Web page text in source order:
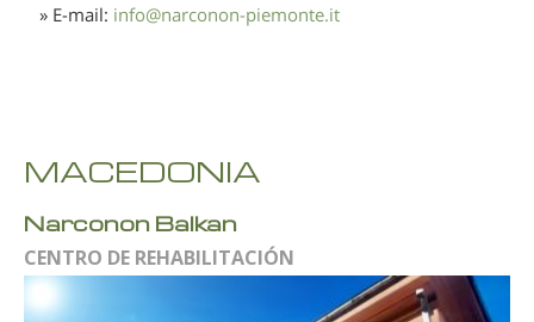
» E-mail: info@narconon-piemonte.it
MACEDONIA
Narconon Balkan
CENTRO DE REHABILITACIÓN